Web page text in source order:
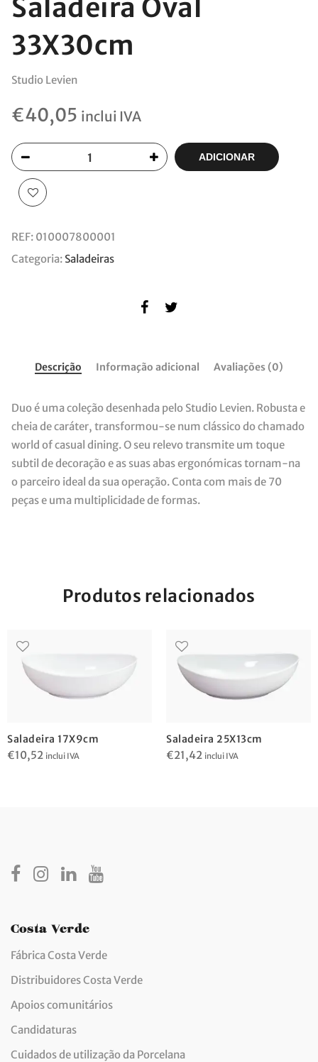
Saladeira Oval
33X30cm
Studio Levien
€40,05 inclui IVA
ADICIONAR
REF: 010007800001
Categoria: Saladeiras
Descrição Informação adicional Avaliações (0)
Duo é uma coleção desenhada pelo Studio Levien. Robusta e
cheia de caráter, transformou-se num clássico do chamado
world of casual dining. O seu relevo transmite um toque
subtil de decoração e as suas abas ergonómicas tornam-na
o parceiro ideal da sua operação. Conta com mais de 70
peças e uma multiplicidade de formas.
Produtos relacionados
Saladeira 17X9cm
€10,52 inclui IVA
Saladeira 25X13cm
€21,42 inclui IVA
Costa Verde
Fábrica Costa Verde
Distribuidores Costa Verde
Apoios comunitários
Candidaturas
Cuidados de utilização da Porcelana